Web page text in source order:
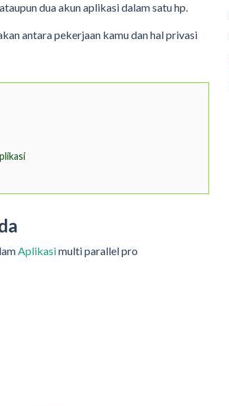
dua akun aplikasi dalam satu hp.
antara pekerjaan kamu dan hal privasi
Aplikasimulti parallel pro